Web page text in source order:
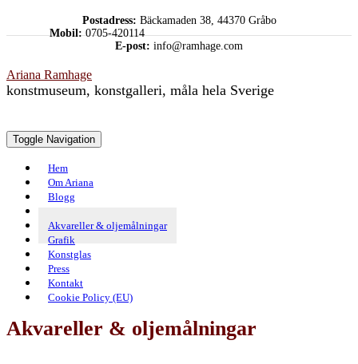
Postadress: Bäckamaden 38, 44370 Gråbo
Mobil:0705-420114
E-post: info@ramhage.com
Ariana Ramhage
konstmuseum, konstgalleri, måla hela Sverige
Toggle Navigation
Hem
Om Ariana
Blogg
Akvareller & oljemålningar
Grafik
Konstglas
Press
Kontakt
Cookie Policy (EU)
Akvareller & oljemålningar